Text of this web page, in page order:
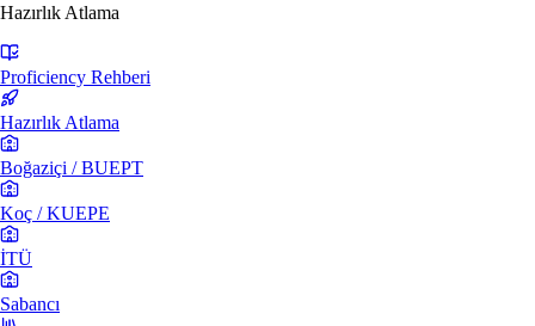
Hazırlık Atlama
Proficiency Rehberi
Hazırlık Atlama
Boğaziçi / BUEPT
Koç / KUEPE
İTÜ
Sabancı